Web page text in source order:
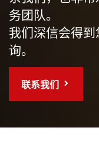
务团队。
我们深信会得
询。
联系我们